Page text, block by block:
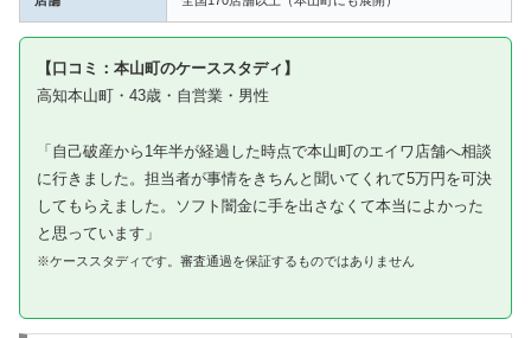
【口コミ：本山町のケーススタディ】
高知本山町・43歳・自営業・男性
「自己破産から1年半が経過した時点で本山町のエイワ店舗へ相談
に行きました。担当者が事情をきちんと聞いてくれて5万円を可決
してもらえました。ソフト闇金に手を出さなくて本当によかった
と思っています」
※ケーススタディです。審査通過を保証するものではありません